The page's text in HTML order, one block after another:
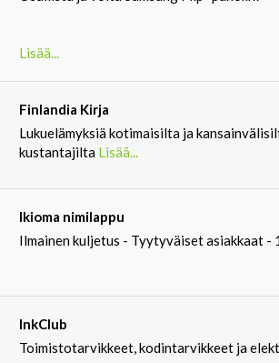
Lisää...
Finlandia Kirja
Lukuelämyksiä kotimaisilta ja
kustantajilta Lisää...
Ikioma nimilappu
Ilmainen kuljetus - Tyytyväiset asiakkaat -
InkClub
Toimistotarvikkeet, kodintarvikkeet ja